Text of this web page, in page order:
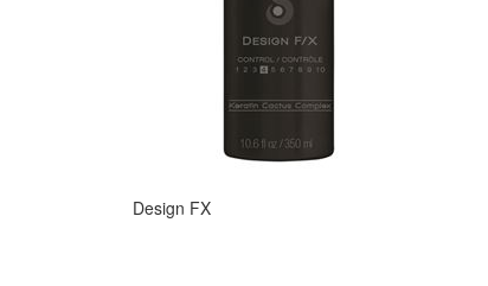
Design FX